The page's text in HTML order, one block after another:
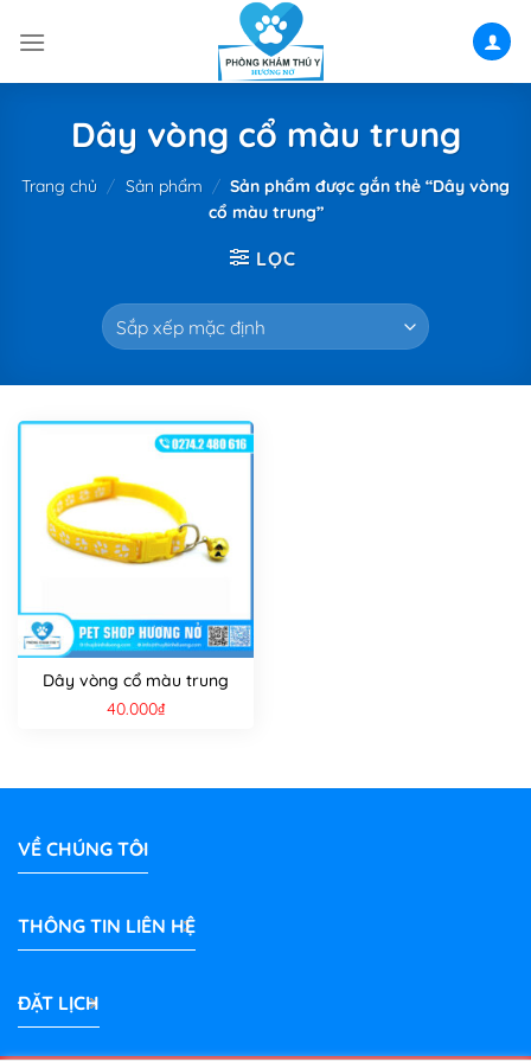
Dây vòng cổ màu trung
Trang chủ / Sản phẩm / Sản phẩm được gắn thẻ “Dây vòng
cổ màu trung”
LỌC
Dây vòng cổ màu trung
40.000₫
VỀ CHÚNG TÔI
THÔNG TIN LIÊN HỆ
ĐẶT LỊCH